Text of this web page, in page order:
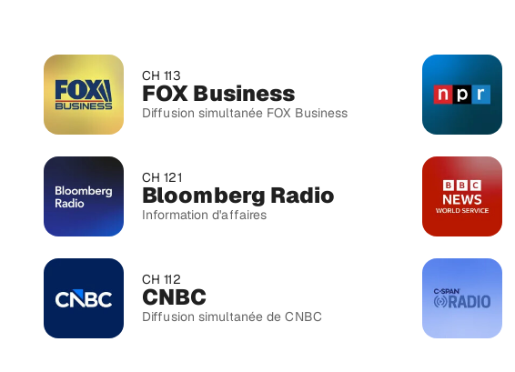
CH 113
FOX Business
Diffusion simultanée FOX Business
CH 121
Bloomberg Radio
Information d'affaires
CH 112
CNBC
Diffusion simultanée de CNBC